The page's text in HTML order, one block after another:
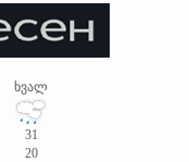
ხვალ
31
20